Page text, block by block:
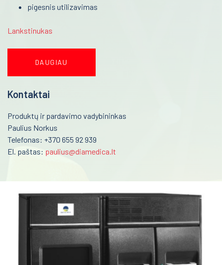
pigesnis utilizavimas
Lankstinukas
DAUGIAU
Kontaktai
Produktų ir pardavimo vadybininkas
Paulius Norkus
Telefonas: +370 655 92 939
El. paštas: paulius@diamedica.lt